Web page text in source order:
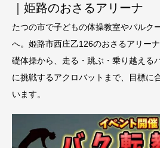
｜姫路のおさるアリーナ
たつの市で子どもの体操教室やパルク
へ。姫路市西庄乙126のおさるアリー
礎体操から、走る・跳ぶ・乗り越える
に挑戦するアクロバットまで、目標に
います。